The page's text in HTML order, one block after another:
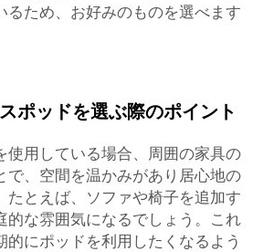
るため、お好みのものを選べます
ポッドを選ぶ際のポイント
使用している場合、周囲の家具の
で、空間を温かみがあり居心地の
たとえば、ソファや椅子を追加す
的な雰囲気になるでしょう。これ
的にポッドを利用したくなるよう